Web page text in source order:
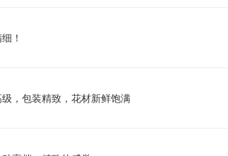
！
，包装精致，花材新鲜饱满